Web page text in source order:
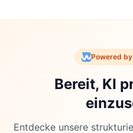
Powered
Bereit, KI
Entdecke unsere